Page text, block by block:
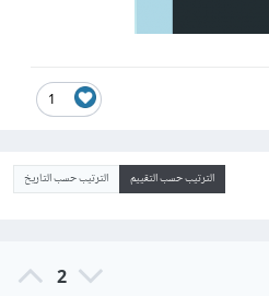
1
الترتيب حسب التقييم الترتيب حسب التاريخ
2